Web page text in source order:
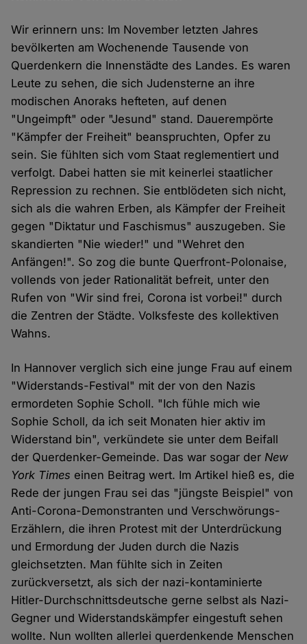
Wir erinnern uns: Im November letzten Jahres
bevölkerten am Wochenende Tausende von
Querdenkern die Innenstädte des Landes. Es waren
Leute zu sehen, die sich Judensterne an ihre
modischen Anoraks hefteten, auf denen
"Ungeimpft" oder "Jesund" stand. Dauerempörte
"Kämpfer der Freiheit" beanspruchten, Opfer zu
sein. Sie fühlten sich vom Staat reglementiert und
verfolgt. Dabei hatten sie mit keinerlei staatlicher
Repression zu rechnen. Sie entblödeten sich nicht,
sich als die wahren Erben, als Kämpfer der Freiheit
gegen "Diktatur und Faschismus" auszugeben. Sie
skandierten "Nie wieder!" und "Wehret den
Anfängen!". So zog die bunte Querfront-Polonaise,
vollends von jeder Rationalität befreit, unter den
Rufen von "Wir sind frei, Corona ist vorbei!" durch
die Zentren der Städte. Volksfeste des kollektiven
Wahns.
In Hannover verglich sich eine junge Frau auf einem
"Widerstands-Festival" mit der von den Nazis
ermordeten Sophie Scholl. "Ich fühle mich wie
Sophie Scholl, da ich seit Monaten hier aktiv im
Widerstand bin", verkündete sie unter dem Beifall
der Querdenker-Gemeinde. Das war sogar derNew
York Times einen Beitrag wert. Im Artikel hieß es, die
Rede der jungen Frau sei das "jüngste Beispiel" von
Anti-Corona-Demonstranten und Verschwörungs-
Erzählern, die ihren Protest mit der Unterdrückung
und Ermordung der Juden durch die Nazis
gleichsetzten. Man fühlte sich in Zeiten
zurückversetzt, als sich der nazi-kontaminierte
Hitler-Durchschnittsdeutsche gerne selbst als Nazi-
Gegner und Widerstandskämpfer eingestuft sehen
wollte. Nun wollten allerlei querdenkende Menschen